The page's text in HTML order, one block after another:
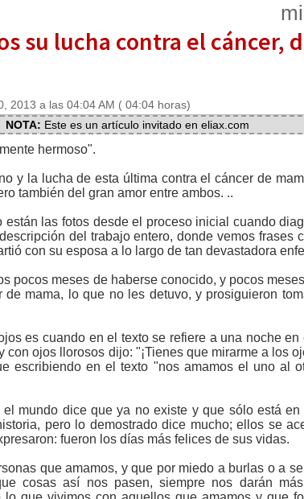
su lucha contra el cáncer,
2013 a las 04:04 AM ( 04:04 horas)
NOTA: Este es un artículo invitado en eliax.com
hermoso".
y la lucha de esta última contra el cáncer de
también del gran amor entre ambos. ..
las fotos desde el proceso inicial cuando
del trabajo entero, donde vemos frases
con su esposa a lo largo de tan devastadora
pocos meses de haberse conocido, y pocos
mama, lo que no les detuvo, y prosiguieron
es cuando en el texto se refiere a una noche
ojos llorosos dijo: "¡Tienes que mirarme a los
escribiendo en el texto "nos amamos el uno al
mundo dice que ya no existe y que sólo está
pero lo demostrado dice mucho; ellos se
fueron los días más felices de sus vidas.
que amamos, y que por miedo a burlas o a
cosas así nos pasen, siempre nos darán